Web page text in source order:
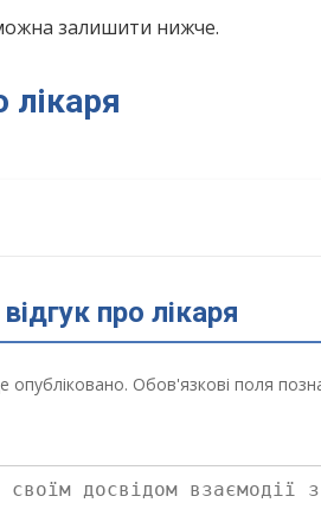
залишити нижче.
лікаря
про лікаря
опубліковано. Обов'язкові поля